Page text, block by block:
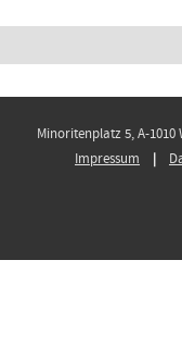
Minoritenplatz 5, A-1010
Impressum